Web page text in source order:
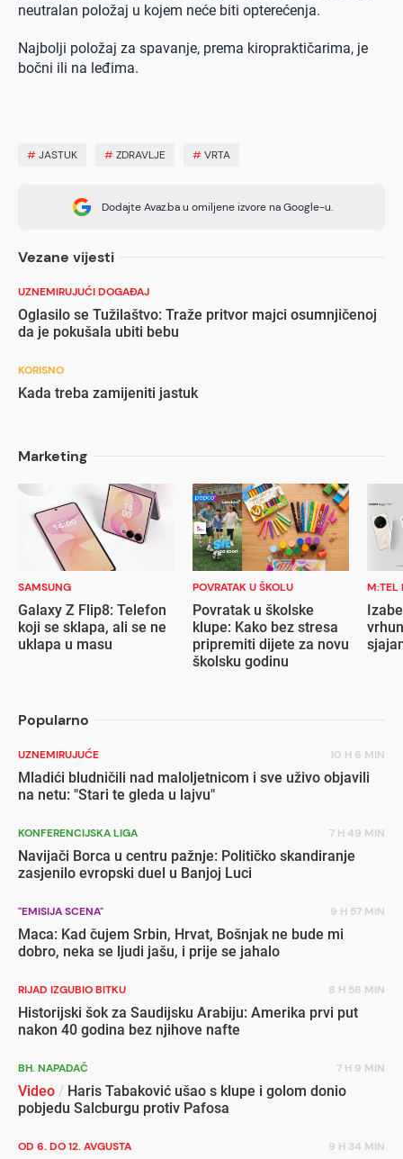
neutralan položaj u kojem neće biti opterećenja.
Najbolji položaj za spavanje, prema kiropraktičarima, je
bočni ili na leđima.
#JASTUK #ZDRAVLJE #VRTA
Dodajte Avaz.ba u omiljene izvore na Google-u.
Vezane vijesti
UZNEMIRUJUĆI DOGAĐAJ
Oglasilo se Tužilaštvo: Traže pritvor majci osumnjičenoj
da je pokušala ubiti bebu
KORISNO
Kada treba zamijeniti jastuk
Marketing
SAMSUNG
Galaxy Z Flip8: Telefon
koji se sklapa, ali se ne
uklapa u masu
POVRATAK U ŠKOLU
Povratak u školske
klupe: Kako bez stresa
pripremiti dijete za novu
školsku godinu
M:TEL
Popularno
UZNEMIRUJUĆE 10 H 6 MIN
Mladići bludničili nad maloljetnicom i sve uživo objavili
na netu: "Stari te gleda u lajvu"
KONFERENCIJSKA LIGA 7 H 49 MIN
Navijači Borca u centru pažnje: Političko skandiranje
zasjenilo evropski duel u Banjoj Luci
"EMISIJA SCENA" 9 H 57 MIN
Maca: Kad čujem Srbin, Hrvat, Bošnjak ne bude mi
dobro, neka se ljudi jašu, i prije se jahalo
RIJAD IZGUBIO BITKU 8 H 56 MIN
Historijski šok za Saudijsku Arabiju: Amerika prvi put
nakon 40 godina bez njihove nafte
BH. NAPADAČ 7 H 9 MIN
Video / Haris Tabaković ušao s klupe i golom donio
pobjedu Salcburgu protiv Pafosa
OD 6. DO 12. AVGUSTA 9 H 34 MIN